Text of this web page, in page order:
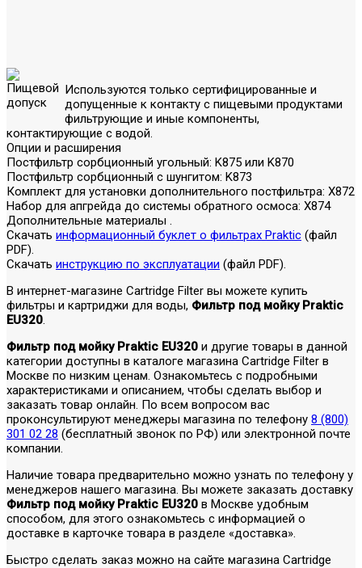
Используются только сертифицированные и
допущенные к контакту с пищевыми продуктами
фильтрующие и иные компоненты,
контактирующие с водой.
Опции и расширения
Постфильтр сорбционный угольный: K875 или K870
Постфильтр сорбционный с шунгитом: K873
Комплект для установки дополнительного постфильтра: X872
Набор для апгрейда до системы обратного осмоса: X874
Дополнительные материалы .
Скачать информационный буклет о фильтрах Praktic (файл
PDF).
Скачать инструкцию по эксплуатации (файл PDF).
В интернет-магазине Cartridge Filter вы можете купить
фильтры и картриджи для воды, Фильтр под мойку Praktic
EU320.
Фильтр под мойку Praktic EU320 и другие товары в данной
категории доступны в каталоге магазина Cartridge Filter в
Москве по низким ценам. Ознакомьтесь с подробными
характеристиками и описанием, чтобы сделать выбор и
заказать товар онлайн. По всем вопросом вас
проконсультируют менеджеры магазина по телефону 8 (800)
301 02 28 (бесплатный звонок по РФ) или электронной почте
компании.
Наличие товара предварительно можно узнать по телефону у
менеджеров нашего магазина. Вы можете заказать доставку
Фильтр под мойку Praktic EU320 в Москве удобным
способом, для этого ознакомьтесь с информацией о
доставке в карточке товара в разделе «доставка».
Быстро сделать заказ можно на сайте магазина Cartridge